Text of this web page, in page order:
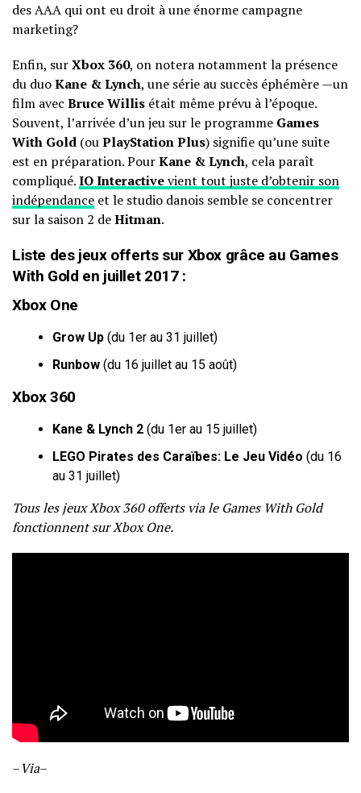
des AAA qui ont eu droit à une énorme campagne
marketing?
Enfin, surXbox 360, on notera notamment la présence
du duoKane & Lynch, une série au succès éphémère —un
film avec Bruce Willis était même prévu à l’époque.
Souvent, l’arrivée d’un jeu sur le programme Games
With Gold (ouPlayStation Plus) signifie qu’une suite
est en préparation. PourKane & Lynch, cela paraît
compliqué.IO Interactivevient tout juste d’obtenir son
indépendance et le studio danois semble se concentrer
sur la saison 2 deHitman.
Liste des jeux offerts sur Xbox grâce au Games
With Gold en juillet 2017 :
Xbox One
Grow Up (du 1er au 31 juillet)
Runbow (du 16 juillet au 15 août)
Xbox 360
Kane & Lynch 2 (du 1er au 15 juillet)
LEGO Pirates des Caraïbes: Le Jeu Vidéo (du 16
au 31 juillet)
Tous les jeux Xbox 360 offerts via le Games With Gold
fonctionnent sur Xbox One.
–Via–